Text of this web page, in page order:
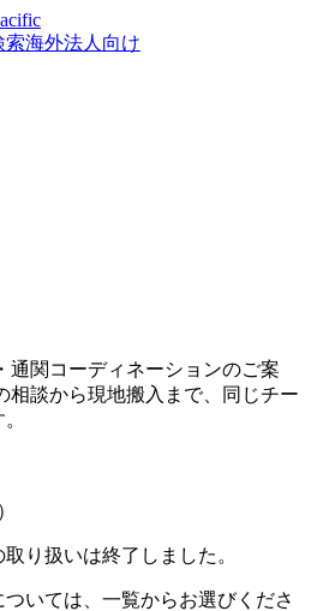
索海外法人向け
通関コーディネーションのご案
相談から現地搬入まで、同じチー
り扱いは終了しました。
いては、一覧からお選びくださ